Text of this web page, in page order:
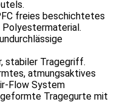
freies beschichtetes
Polyestermaterial.
stabiler Tragegriff.
atmungsaktives
Flow System
Tragegurte mit